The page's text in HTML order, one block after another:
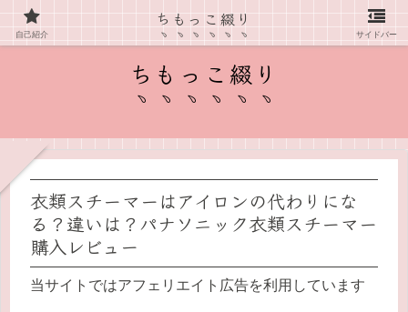
愛知県在住主婦の子育て情報ブログ
ちもっこ綴り
衣類スチーマーはアイロンの代わりにな
る？違いは？パナソニック衣類スチーマー
購入レビュー
当サイトではアフェリエイト広告を利用しています
自己紹介
ちもっこ綴り
サイドバー